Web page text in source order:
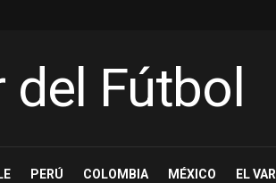
PERÚ COLOMBIA MÉXICO EL VAR